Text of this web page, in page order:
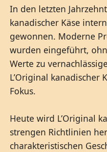
In den letzten
kanadischer Käse
gewonnen. Moderne
wurden eingeführt,
Werte zu
L’Original kanadischer
Fokus.
Heute wird L’Original
strengen Richtlinien
charakteristischen